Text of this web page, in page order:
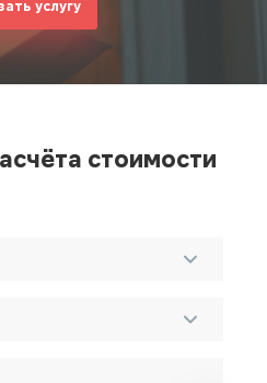
услугу
стоимости